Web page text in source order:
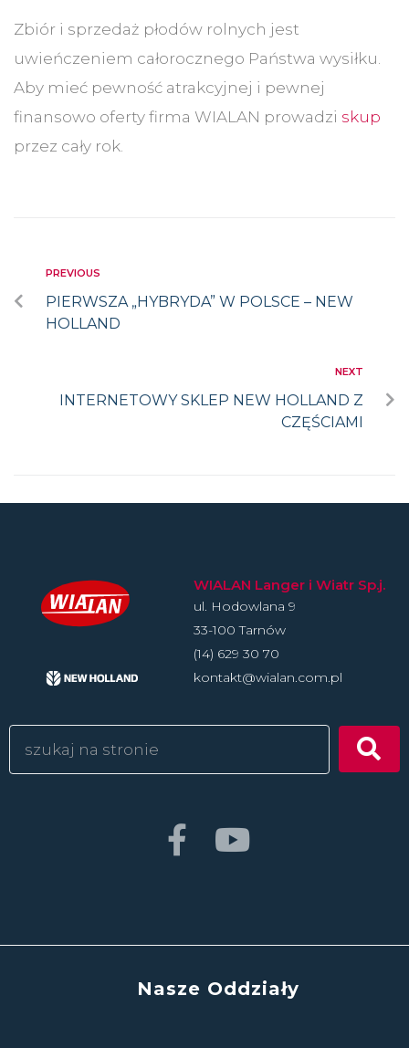
Zbiór i sprzedaż płodów rolnych jest
uwieńczeniem całorocznego Państwa wysiłku.
Aby mieć pewność atrakcyjnej i pewnej
finansowo oferty firma WIALAN prowadzi skup
przez cały rok.
PREVIOUS
PIERWSZA „HYBRYDA” W POLSCE – NEW
HOLLAND
NEXT
INTERNETOWY SKLEP NEW HOLLAND Z
CZĘŚCIAMI
WIALAN Langer i Wiatr Sp.j.
ul. Hodowlan­a 9
33-100 Tarnów
(14) 629 30 70
kontakt@wialan.com.pl
Nasze Oddziały